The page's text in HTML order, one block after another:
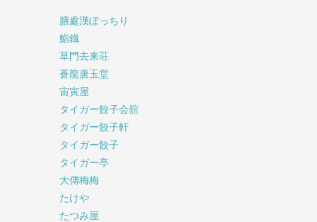
膳處漢ぽっちり
鮨鐡
草門去来荘
蒼龍唐玉堂
宙寅屋
タイガー餃子会舘
タイガー餃子軒
タイガー餃子
タイガー亭
大傳梅梅
たけや
たつみ屋